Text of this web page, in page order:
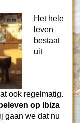
Het hele
leven
bestaat
uit
ook regelmatig.
op Ibiza
gaan we dat nu